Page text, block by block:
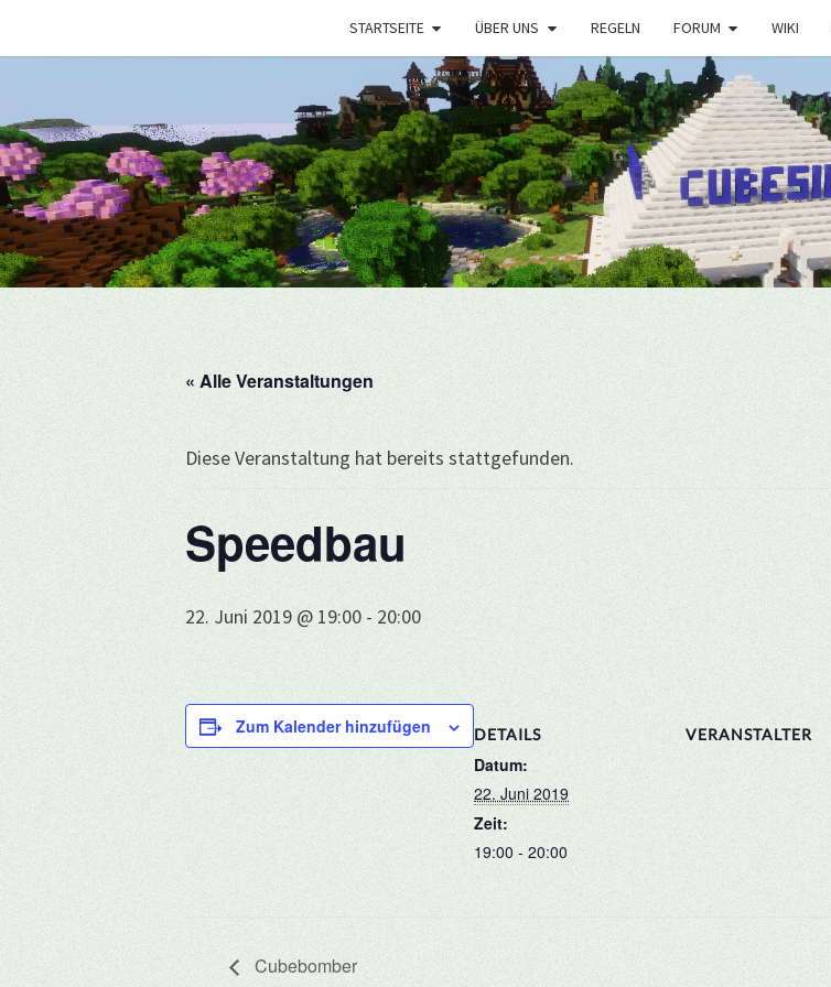
STARTSEITE ÜBER UNS REGELN FORUM WIKI
« Alle Veranstaltungen
Diese Veranstaltung hat bereits stattgefunden.
Speedbau
22. Juni 2019 @ 19:00 - 20:00
Zum Kalender hinzufügen DETAILS
Datum:
22. Juni 2019
Zeit:
19:00 - 20:00
VERANSTALTER
Cubebomber